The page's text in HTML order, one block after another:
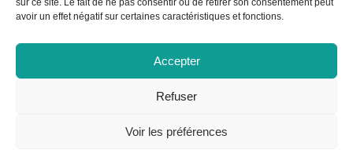
sur ce site. Le fait de ne pas consentir ou de retirer son consentement peut
avoir un effet négatif sur certaines caractéristiques et fonctions.
Accepter
Refuser
Voir les préférences
produits dérivés, du Cégep de St-Félicien.
localisé à Mashteuiatsh et son laboratoire
secondaire est à Kuujjuaq. Il est le premier
centre de recherche sur le cuir et la fourrure
de cinquante équipements spécialisés dans
la valorisation de produits biosourcés.